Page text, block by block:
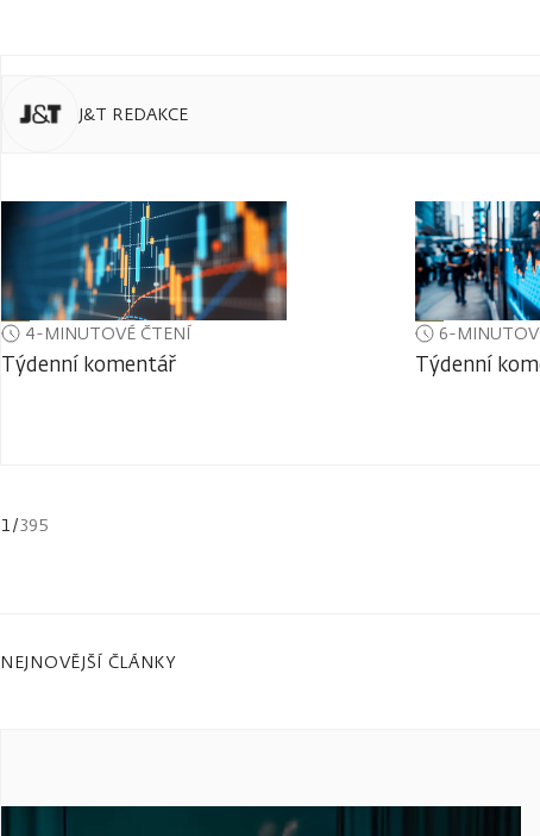
J&T REDAKCE
4-MINUTOVÉ ČTENÍ
Týdenní komentář
6-
Týdenní
1 /395
NEJNOVĚJŠÍ ČLÁNKY